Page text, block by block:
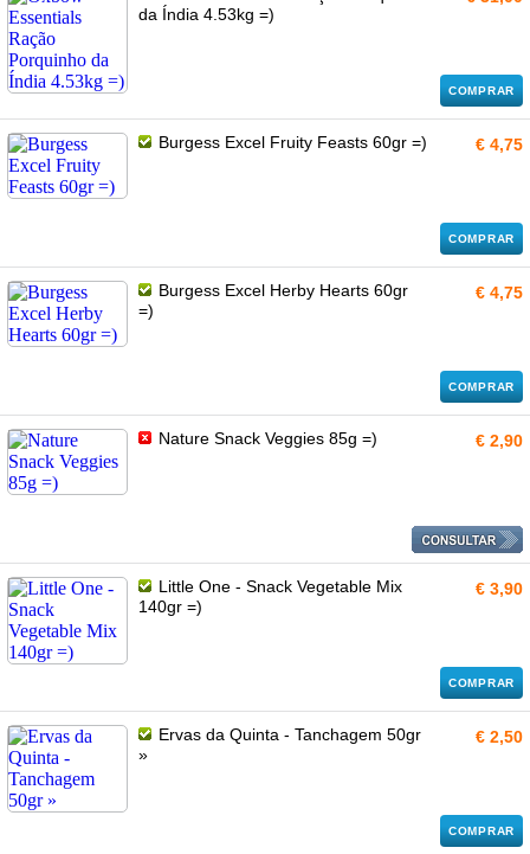
da Índia 4.53kg =)
COMPRAR
Burgess Excel Fruity Feasts 60gr =) € 4,75
COMPRAR
Burgess Excel Herby Hearts 60gr
=)
€ 4,75
COMPRAR
Nature Snack Veggies 85g =) € 2,90
Little One - Snack Vegetable Mix
140gr =)
€ 3,90
COMPRAR
Ervas da Quinta - Tanchagem 50gr
»
€ 2,50
COMPRAR